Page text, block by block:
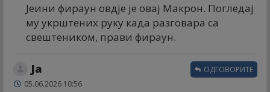
Јеини фираун овдје је овај Макрон. Погледај
му укрштених руку када разговара са
свештеником, прави фираун.
Ја
05.06.2026 10:56
ОДГОВОРИТЕ